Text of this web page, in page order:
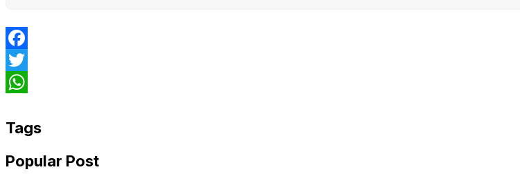
Facebook
Twitter
Tags
Popular Post